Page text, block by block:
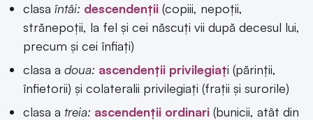
clasa întâi: descendenții (copiii, nepoții,
strănepoții, la fel şi cei născuţi vii după decesul lui,
precum şi cei înfiaţi)
clasa a doua: ascendenții privilegiați (părinţii,
înfietorii) și colateralii privilegiați (fraţii şi surorile)
clasa a treia: ascendenții ordinari (bunicii, atât din